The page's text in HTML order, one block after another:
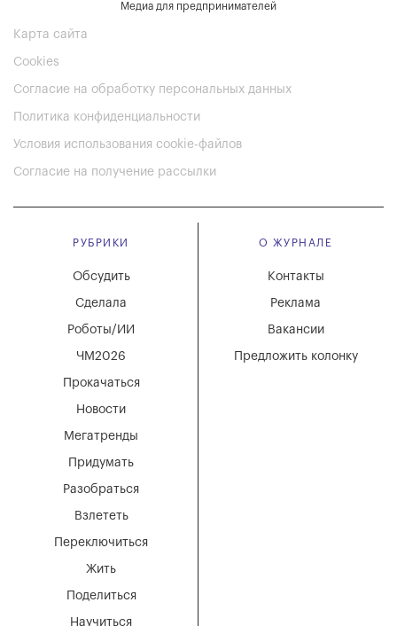
Медиа для предпринимателей
Карта сайта
Cookies
Согласие на обработку персональных данных
Политика конфиденциальности
Условия использования cookie-файлов
Согласие на получение рассылки
РУБРИКИ
Мегатренды
Придумать
Разобраться
Взлететь
Новости
Переключиться
Жить
Поделиться
Научиться
Обсудить
Сделала
Роботы/ИИ
ЧМ2026
Прокачаться
О ЖУРНАЛЕ
Вакансии
Реклама
Контакты
Предложить колонку